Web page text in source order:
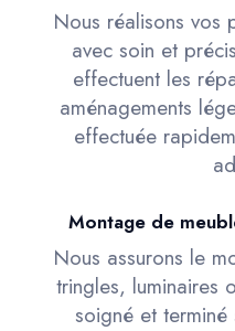
Nous réalisons vos
avec soin et
effectuent les
aménagements
effectuée
Montage de
Nous assurons le
tringles, luminaires
soigné et